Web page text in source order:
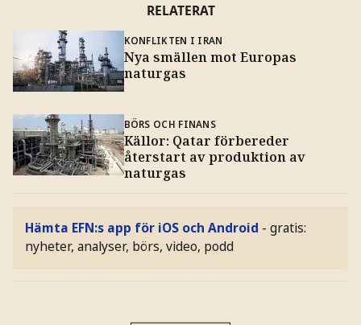
RELATERAT
KONFLIKTEN I IRAN
Nya smällen mot Europas
naturgas
BÖRS OCH FINANS
Källor: Qatar förbereder
återstart av produktion av
naturgas
Hämta EFN:s app för iOS och Android - gratis:
nyheter, analyser, börs, video, podd